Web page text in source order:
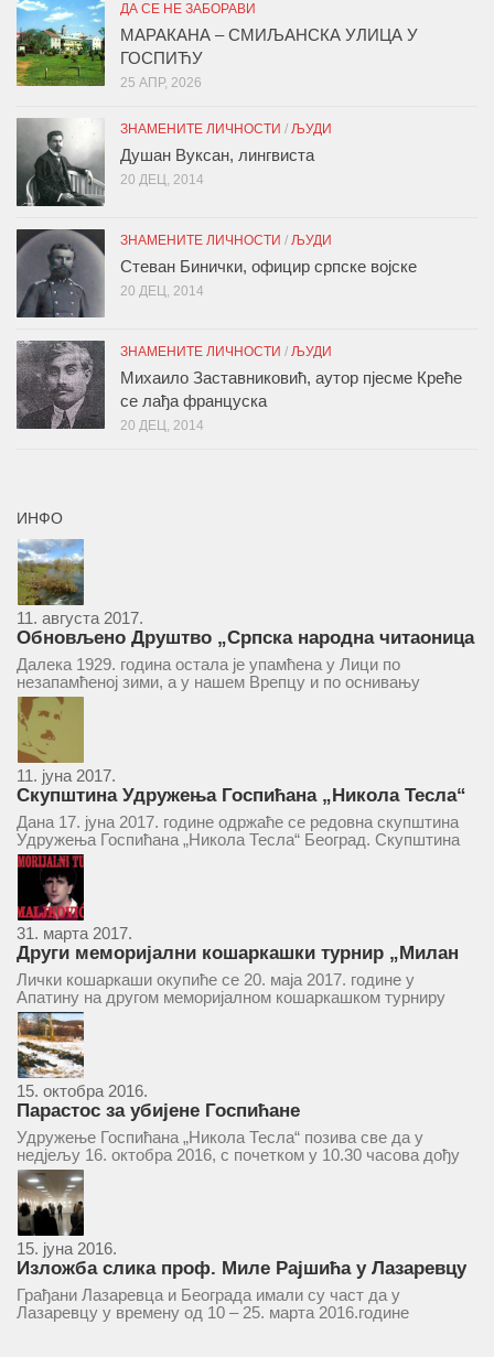
ДА СЕ НЕ ЗАБОРАВИ
МАРАКАНА – СМИЉАНСКА УЛИЦА У
ГОСПИЋУ
25 АПР, 2026
ЗНАМЕНИТЕ ЛИЧНОСТИ / ЉУДИ
Душан Вуксан, лингвиста
20 ДЕЦ, 2014
ЗНАМЕНИТЕ ЛИЧНОСТИ / ЉУДИ
Стеван Бинички, официр српске војске
20 ДЕЦ, 2014
ЗНАМЕНИТЕ ЛИЧНОСТИ / ЉУДИ
Михаило Заставниковић, аутор пјесме Креће
се лађа француска
20 ДЕЦ, 2014
ИНФО
11. августа 2017.
Обновљено Друштво „Српска народна читаоница
и књижница“ у Врепцу
Далека 1929. година остала је упамћена у Лици по
незапамћеној зими, а у нашем Врепцу и по оснивању
Друштва „Српска народна читаоница и књижница у
Врепцу“. Потакнути потребом за културним и духовним
уздизањем група...
11. јуна 2017.
Скупштина Удружења Госпићана „Никола Тесла“
у суботу 17. јуна 2017.
Дана 17. јуна 2017. године одржаће се редовна скупштина
Удружења Госпићана „Никола Тесла“ Београд. Скупштина
ће се одржати у простору ресторана „Тесла“, Савски трг бр.
9 Београд, у 11 часова. За Скупштину је предложен...
31. марта 2017.
Други меморијални кошаркашки турнир „Милан
Маљковић Маљак“ у Апатину 20. маја 2017.
Лички кошаркаши окупиће се 20. маја 2017. године у
Апатину на другом меморијалном кошаркашком турниру
„Милан Маљковић Маљак“. Као и прошле године,
учествоваће екипе Госпића, Личког Осика, Плашког, као и
комбинована екипа кошаркаша из...
15. октобра 2016.
Парастос за убијене Госпићане
Удружење Госпићана „Никола Тесла“ позива све да у
недјељу 16. октобра 2016, с почетком у 10.30 часова дођу
у цркву Светог оца Николаја у Борчи (Улица Вука Караџића
1), гдје ће бити служен парастос за...
15. јуна 2016.
Изложба слика проф. Миле Рајшића у Лазаревцу
Грађани Лазаревца и Београда имали су част да у
Лазаревцу у времену од 10 – 25. марта 2016.године